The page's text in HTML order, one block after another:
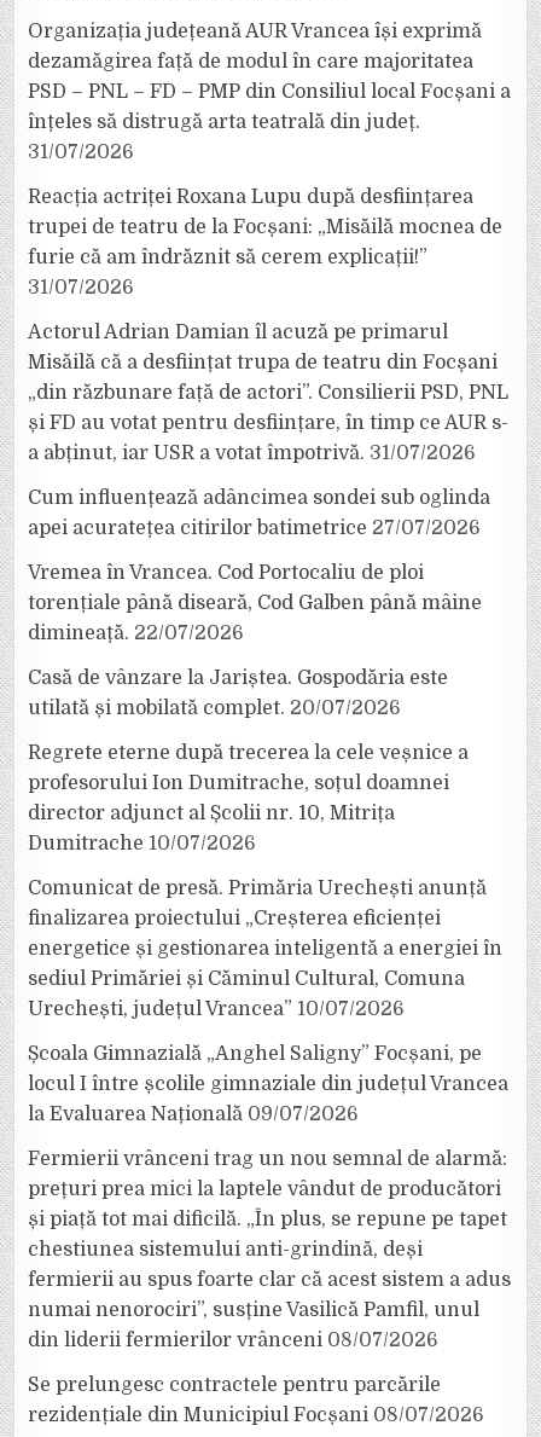
Organizația județeană AUR Vrancea își exprimă
dezamăgirea față de modul în care majoritatea
PSD – PNL – FD – PMP din Consiliul local Focșani a
înțeles să distrugă arta teatrală din județ.
31/07/2026
Reacția actriței Roxana Lupu după desființarea
trupei de teatru de la Focșani: „Misăilă mocnea de
furie că am îndrăznit să cerem explicații!”
31/07/2026
Actorul Adrian Damian îl acuză pe primarul
Misăilă că a desființat trupa de teatru din Focșani
„din răzbunare față de actori”. Consilierii PSD, PNL
și FD au votat pentru desființare, în timp ce AUR s-
a abținut, iar USR a votat împotrivă. 31/07/2026
Cum influențează adâncimea sondei sub oglinda
apei acuratețea citirilor batimetrice 27/07/2026
Vremea în Vrancea. Cod Portocaliu de ploi
torențiale până diseară, Cod Galben până mâine
dimineață. 22/07/2026
Casă de vânzare la Jariștea. Gospodăria este
utilată și mobilată complet. 20/07/2026
Regrete eterne după trecerea la cele veșnice a
profesorului Ion Dumitrache, soțul doamnei
director adjunct al Școlii nr. 10, Mitrița
Dumitrache 10/07/2026
Comunicat de presă. Primăria Urechești anunță
finalizarea proiectului „Creșterea eficienței
energetice și gestionarea inteligentă a energiei în
sediul Primăriei și Căminul Cultural, Comuna
Urechești, județul Vrancea” 10/07/2026
Școala Gimnazială „Anghel Saligny” Focșani, pe
locul I între școlile gimnaziale din județul Vrancea
la Evaluarea Națională 09/07/2026
Fermierii vrânceni trag un nou semnal de alarmă:
prețuri prea mici la laptele vândut de producători
și piață tot mai dificilă. „În plus, se repune pe tapet
chestiunea sistemului anti-grindină, deși
fermierii au spus foarte clar că acest sistem a adus
numai nenorociri”, susține Vasilică Pamfil, unul
din liderii fermierilor vrânceni 08/07/2026
Se prelungesc contractele pentru parcările
rezidențiale din Municipiul Focșani 08/07/2026